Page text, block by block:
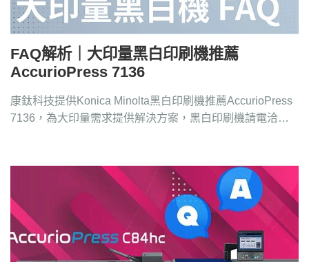
FAQ解析｜大印量黑白印刷機推薦
AccurioPress 7136
康鈦科技提供Konica Minolta黑白印刷機推薦AccurioPress
7136，為大印量需求提供解決方案，黑白印刷機請電洽